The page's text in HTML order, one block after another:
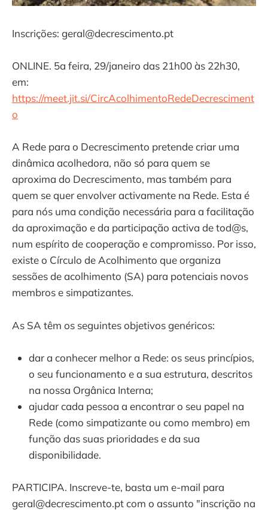
Inscrições: geral@decrescimento.pt
ONLINE. 5a feira, 29/janeiro das 21h00 às 22h30,
em:
https://meet.jit.si/CircAcolhimentoRedeDecresciment
o
A Rede para o Decrescimento pretende criar uma
dinâmica acolhedora, não só para quem se
aproxima do Decrescimento, mas também para
quem se quer envolver activamente na Rede. Esta é
para nós uma condição necessária para a facilitação
da aproximação e da participação activa de tod@s,
num espírito de cooperação e compromisso. Por isso,
existe o Círculo de Acolhimento que organiza
sessões de acolhimento (SA) para potenciais novos
membros e simpatizantes.
As SA têm os seguintes objetivos genéricos:
dar a conhecer melhor a Rede: os seus princípios,
o seu funcionamento e a sua estrutura, descritos
na nossa Orgânica Interna;
ajudar cada pessoa a encontrar o seu papel na
Rede (como simpatizante ou como membro) em
função das suas prioridades e da sua
disponibilidade.
PARTICIPA. Inscreve-te, basta um e-mail para
geral@decrescimento.pt com o assunto "inscrição na